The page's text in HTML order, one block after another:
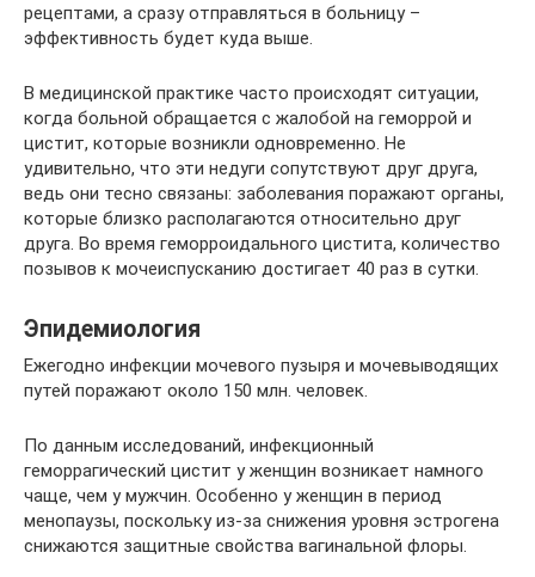
рецептами, а сразу отправляться в больницу –
эффективность будет куда выше.
В медицинской практике часто происходят ситуации,
когда больной обращается с жалобой на геморрой и
цистит, которые возникли одновременно. Не
удивительно, что эти недуги сопутствуют друг друга,
ведь они тесно связаны: заболевания поражают органы,
которые близко располагаются относительно друг
друга. Во время геморроидального цистита, количество
позывов к мочеиспусканию достигает 40 раз в сутки.
Эпидемиология
Ежегодно инфекции мочевого пузыря и мочевыводящих
путей поражают около 150 млн. человек.
По данным исследований, инфекционный
геморрагический цистит у женщин возникает намного
чаще, чем у мужчин. Особенно у женщин в период
менопаузы, поскольку из-за снижения уровня эстрогена
снижаются защитные свойства вагинальной флоры.